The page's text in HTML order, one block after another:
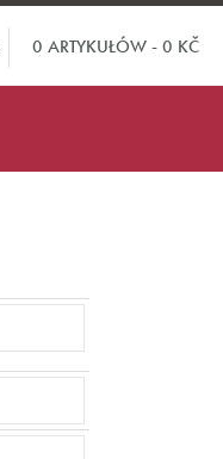
0 ARTYKUŁÓW - 0 KČ